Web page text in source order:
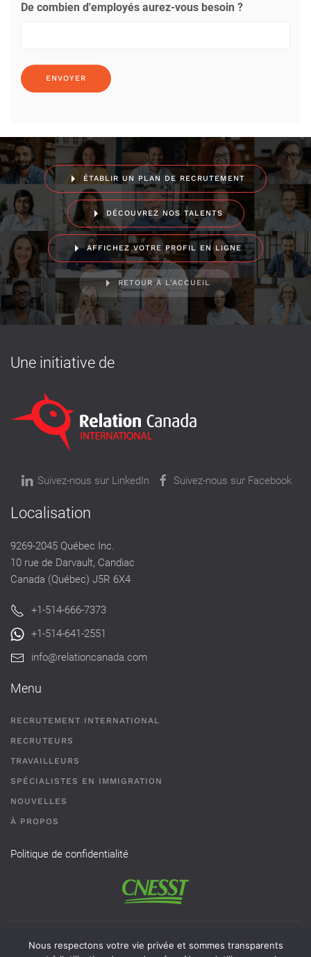
De combien d'employés aurez-vous besoin ?
ÉTABLIR UN PLAN DE RECRUTEMENT
DÉCOUVREZ NOS TALENTS
AFFICHEZ VOTRE PROFIL EN LIGNE
RETOUR À L'ACCUEIL
Une initiative de
Suivez-nous sur LinkedIn Suivez-nous sur Facebook
Localisation
9269-2045 Québec Inc.
10 rue de Darvault, Candiac
Canada (Québec) J5R 6X4
+1-514-666-7373
+1-514-641-2551
info@relationcanada.com
Menu
RECRUTEMENT INTERNATIONAL
RECRUTEURS
TRAVAILLEURS
SPÉCIALISTES EN IMMIGRATION
NOUVELLES
À PROPOS
Politique de confidentialité
Permis de recrutement # AR-2101593 - Une agence de
Nous respectons votre vie privée et sommes transparents